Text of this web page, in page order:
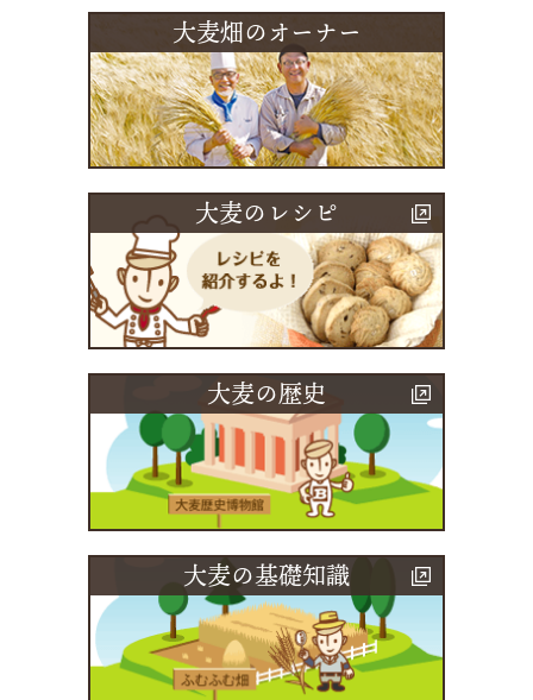
大麦畑のオーナー
大麦のレシピ
大麦の歴史
大麦の基礎知識